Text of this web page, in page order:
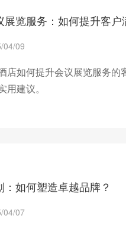
展览服务：如何提升客户
04/09
店如何提升会议展览服务
建议。
如何塑造卓越品牌？
04/07